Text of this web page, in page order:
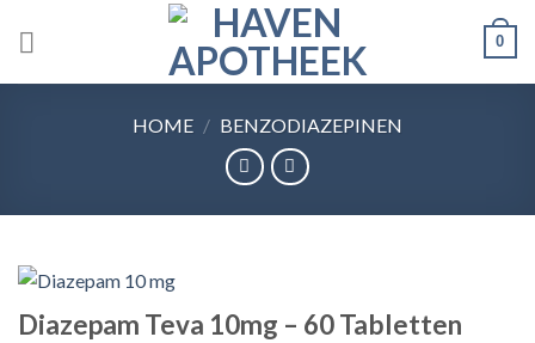
0
HOME / BENZODIAZEPINEN
Diazepam Teva 10mg – 60 Tabletten